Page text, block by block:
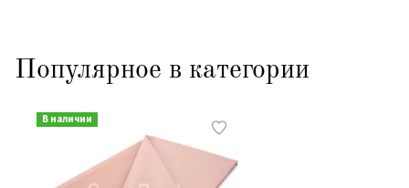
Популярное в категории
В наличии